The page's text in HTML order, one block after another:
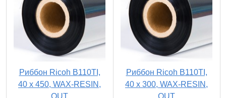
Риббон Ricoh B110TI,
40 х 450, WAX-RESIN,
OUT
Риббон Ricoh B110TI,
40 х 300, WAX-RESIN,
OUT